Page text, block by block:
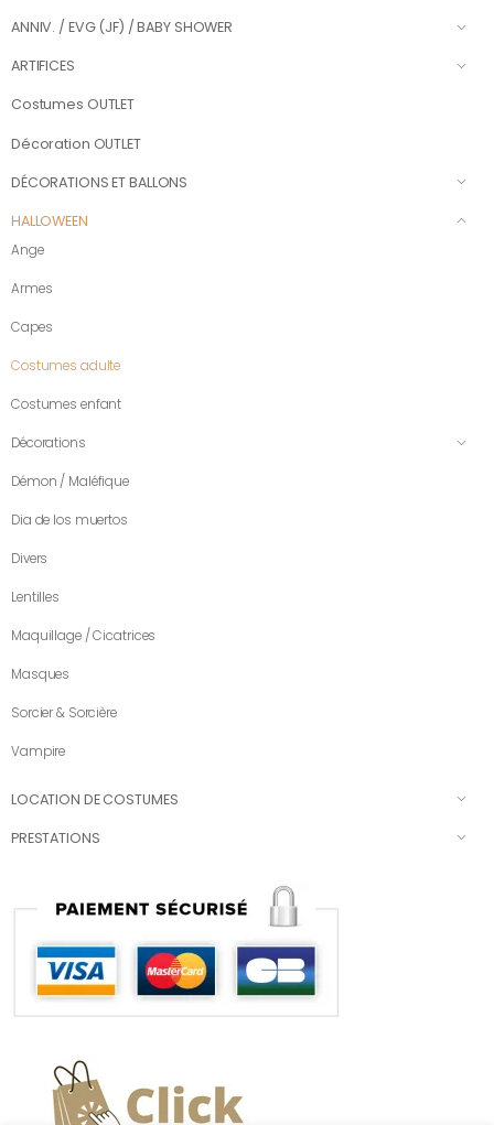
ANNIV. / EVG (JF) / BABY SHOWER
ARTIFICES
Costumes OUTLET
Décoration OUTLET
DÉCORATIONS ET BALLONS
HALLOWEEN
Ange
Armes
Capes
Costumes adulte
Costumes enfant
Décorations
Démon / Maléfique
Dia de los muertos
Divers
Lentilles
Maquillage / Cicatrices
Masques
Sorcier & Sorcière
Vampire
LOCATION DE COSTUMES
PRESTATIONS